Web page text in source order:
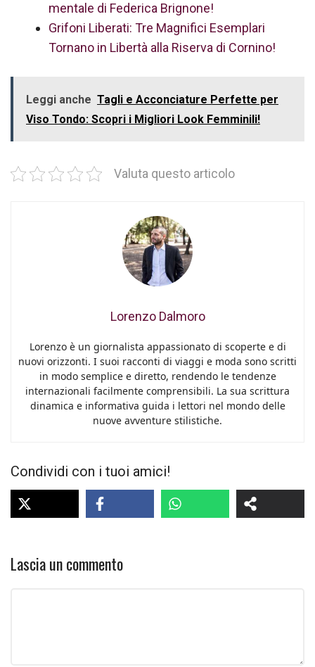
mentale di Federica Brignone!
Grifoni Liberati: Tre Magnifici Esemplari
Tornano in Libertà alla Riserva di Cornino!
Leggi anche Tagli e Acconciature Perfette per
Viso Tondo: Scopri i Migliori Look Femminili!
Valuta questo articolo
Lorenzo Dalmoro
Lorenzo è un giornalista appassionato di scoperte e di
nuovi orizzonti. I suoi racconti di viaggi e moda sono scritti
in modo semplice e diretto, rendendo le tendenze
internazionali facilmente comprensibili. La sua scrittura
dinamica e informativa guida i lettori nel mondo delle
nuove avventure stilistiche.
Condividi con i tuoi amici!
Lascia un commento